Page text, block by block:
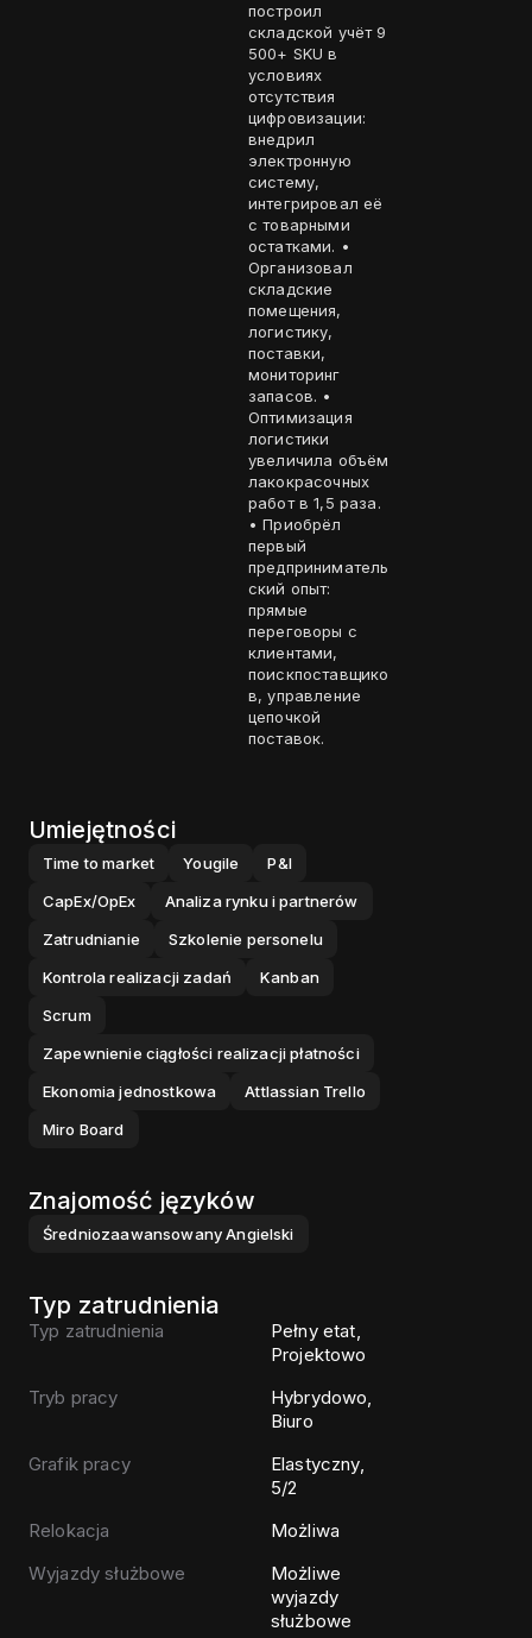
построил
складской учёт 9
500+ SKU в
условиях
отсутствия
цифровизации:
внедрил
электронную
систему,
интегрировал её
с товарными
остатками. •
Организовал
складские
помещения,
логистику,
поставки,
мониторинг
запасов. •
Оптимизация
логистики
увеличила объём
лакокрасочных
работ в 1,5 раза.
• Приобрёл
первый
предприниматель
ский опыт:
прямые
переговоры с
клиентами,
поискпоставщико
в, управление
цепочкой
поставок.
Umiejętności
Time to market Yougile
P&l
CapEx/OpEx
Analiza rynku i partnerów
Zatrudnianie
Szkolenie personelu
Kontrola realizacji zadań
Kanban
Scrum
Zapewnienie ciągłości realizacji płatności
Ekonomia jednostkowa
Attlassian Trello
Miro Board
Znajomość języków
ŚredniozaawansowanyAngielski
Typ zatrudnienia
Typ zatrudnienia
Pełny etat,
Projektowo
Tryb pracy
Hybrydowo,
Biuro
Grafik pracy
Elastyczny,
5/2
Relokacja
Możliwa
Wyjazdy służbowe
Możliwe
wyjazdy
służbowe